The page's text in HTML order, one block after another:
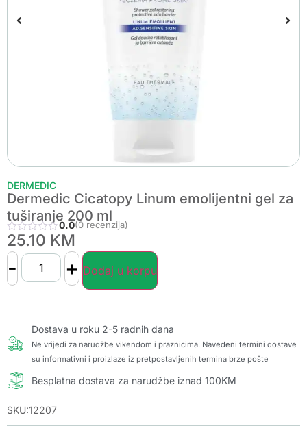
DERMEDIC
Dermedic Cicatopy Linum emolijentni gel za
tuširanje 200 ml
0.0(0 recenzija)
25.10 KM
- + Dodaj u korpu
Dostava u roku 2-5 radnih dana
Ne vrijedi za narudžbe vikendom i praznicima. Navedeni termini dostave
su informativni i proizlaze iz pretpostavljenih termina brze pošte
Besplatna dostava za narudžbe iznad 100KM
SKU:12207